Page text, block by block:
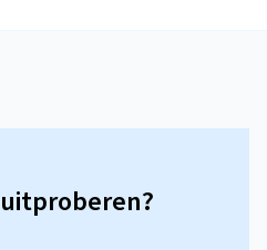
uitproberen?